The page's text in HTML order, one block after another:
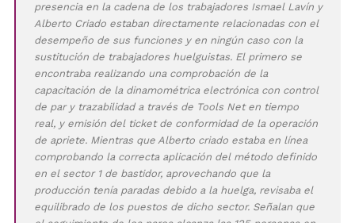
presencia en la cadena de los trabajadores Ismael Lavín y
Alberto Criado estaban directamente relacionadas con el
desempeño de sus funciones y en ningún caso con la
sustitución de trabajadores huelguistas. El primero se
encontraba realizando una comprobación de la
capacitación de la dinamométrica electrónica con control
de par y trazabilidad a través de Tools Net en tiempo
real, y emisión del ticket de conformidad de la operación
de apriete. Mientras que Alberto criado estaba en línea
comprobando la correcta aplicación del método definido
en el sector 1 de bastidor, aprovechando que la
producción tenía paradas debido a la huelga, revisaba el
equilibrado de los puestos de dicho sector. Señalan que